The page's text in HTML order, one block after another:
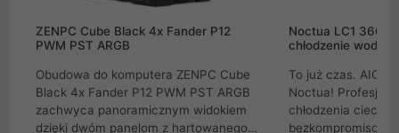
ZENPC Cube Black 4x Fander P12
PWM PST ARGB
Obudowa do komputera ZENPC Cube
Black 4x Fander P12 PWM PST ARGB
zachwyca panoramicznym widokiem
dzięki dwóm panelom z hartowanego
Noctua LC1
chłodzenie wodne
To już czas. AIO
Noctua!
chłodzenia cieczą